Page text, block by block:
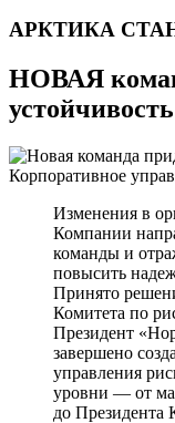
АРКТИКА
НОВАЯ
Корпоративное
Изменения в
Компании
команды и
повысить
Принято
Комитета по
Президент
завершено
управления
уровни — от
до Президента